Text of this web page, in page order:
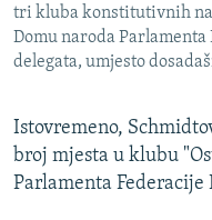
tri kluba konstitutivnih
Domu naroda Parlamenta
delegata, umjesto
Istovremeno,
broj mjesta u klubu
Parlamenta Federacije